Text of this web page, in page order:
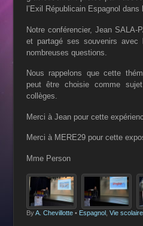
l’Exil Républicain Espagnol dans
Notre conférencier, Jean SALA-
et partagé ses souvenirs
nombreuses questions.
Nous rappelons que cette
peut être choisie comme
collèges.
Merci à Jean pour cette
Merci à MERE29 pour cette
Mme Person
ByA. Chevillotte• Espagnol, Vie scolaire